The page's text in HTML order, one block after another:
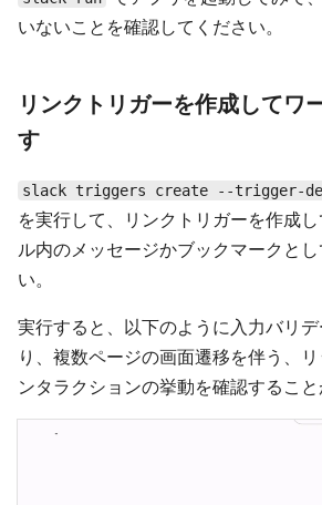
いないことを確認してください。
リンクトリガーを作成してワ
す
slack triggers create --trigger-
を実行して、リンクトリガーを作成
ル内のメッセージかブックマークと
い。
実行すると、以下のように入力バリ
り、複数ページの画面遷移を伴う、
ンタラクションの挙動を確認すること